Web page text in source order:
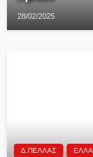
28/02/2025
Δ.ΠΈΛΛΑΣ